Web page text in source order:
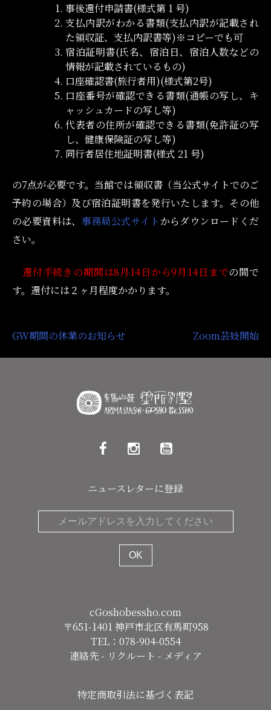
事後還付申請書(様式第 1 号)
支払内訳がわかる書類(支払内訳が記載され
た領収証、支払内訳書等)※コピーでも可
宿泊証明書(氏名、宿泊日、宿泊人数などの
情報が記載されているもの)
口座確認書(旅行者用)(様式第2号)
口座番号が確認できる書類(通帳の写し、キ
ャッシュカードの写し等)
代表者の住所が確認できる書類(免許証の写
し、健康保険証の写し等)
同行者居住地証明書(様式 21 号)
の7点が必要です。当館では領収書（当公式サイトでのご
予約の場合）及び宿泊証明書を発行いたします。その他
の必要資料は、 事務局公式サイト からダウンロードくだ
さい。
還付手続きの期間は8月14日から9月14日までの間で
す。還付には２ヶ月程度かかります。
投
稿
GW期間の休業のお知らせ Zoom芸妓開始
ニュースレターに登録
cGoshobessho.com
〒651-1401 神戸市北区有馬町958
TEL：078-904-0554
連絡先- リクルート - メディア
特定商取引法に基づく表記